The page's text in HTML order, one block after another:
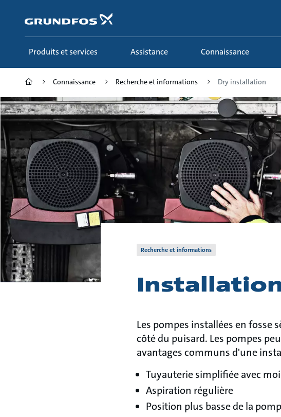
principal
Produits et services Assistance Connaissance
Connaissance Recherche et informations Dry installation
Recherche et informations
Les pompes installées en fosse
côté du puisard. Les pompes
avantages communs d'une
Tuyauterie simplifiée avec
Aspiration régulière
Position plus basse de la